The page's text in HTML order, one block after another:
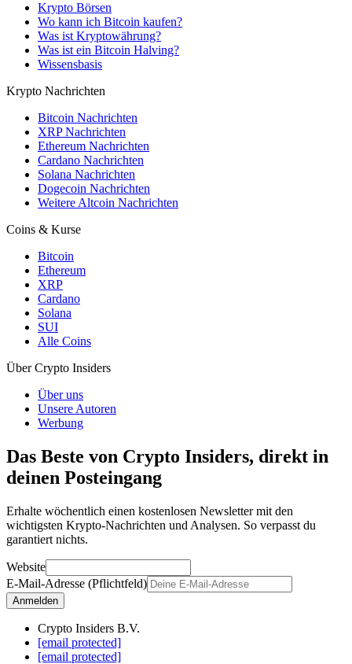
Krypto Börsen
Wo kann ich Bitcoin kaufen?
Was ist Kryptowährung?
Was ist ein Bitcoin Halving?
Wissensbasis
Krypto Nachrichten
Bitcoin Nachrichten
XRP Nachrichten
Ethereum Nachrichten
Cardano Nachrichten
Solana Nachrichten
Dogecoin Nachrichten
Weitere Altcoin Nachrichten
Coins & Kurse
Bitcoin
Ethereum
XRP
Cardano
Solana
SUI
Alle Coins
Über Crypto Insiders
Über uns
Unsere Autoren
Werbung
Das Beste von Crypto Insiders, direkt in
deinen Posteingang
Erhalte wöchentlich einen kostenlosen Newsletter mit den
wichtigsten Krypto-Nachrichten und Analysen. So verpasst du
garantiert nichts.
Website
E-Mail-Adresse (Pflichtfeld)
Anmelden
Crypto Insiders B.V.
[email protected]
[email protected]